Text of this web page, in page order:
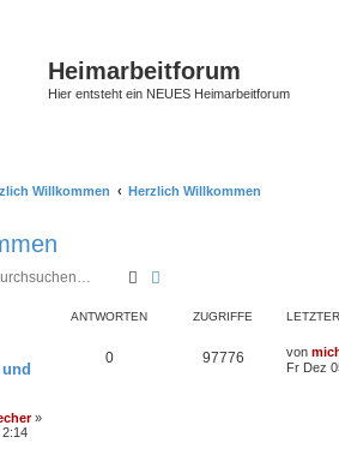
Heimarbeitforum
Hier entsteht ein NEUES Heimarbeitforum
Willkommen Herzlich Willkommen
Suche
ANTWORTEN ZUGRIFFE
»
0 97776 von
Fr Dez